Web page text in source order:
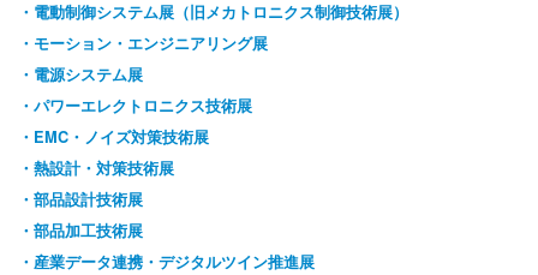
・電動制御システム展（旧メカトロニクス制御技術展）
・モーション・エンジニアリング展
・電源システム展
・パワーエレクトロニクス技術展
・EMC・ノイズ対策技術展
・熱設計・対策技術展
・部品設計技術展
・部品加工技術展
・産業データ連携・デジタルツイン推進展